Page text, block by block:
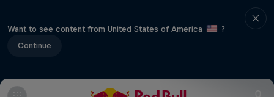
Want to see content from United States of America
?
Continue